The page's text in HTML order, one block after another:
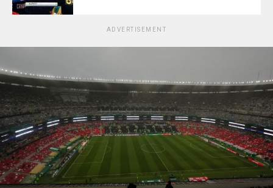
ADVERTISEMENT